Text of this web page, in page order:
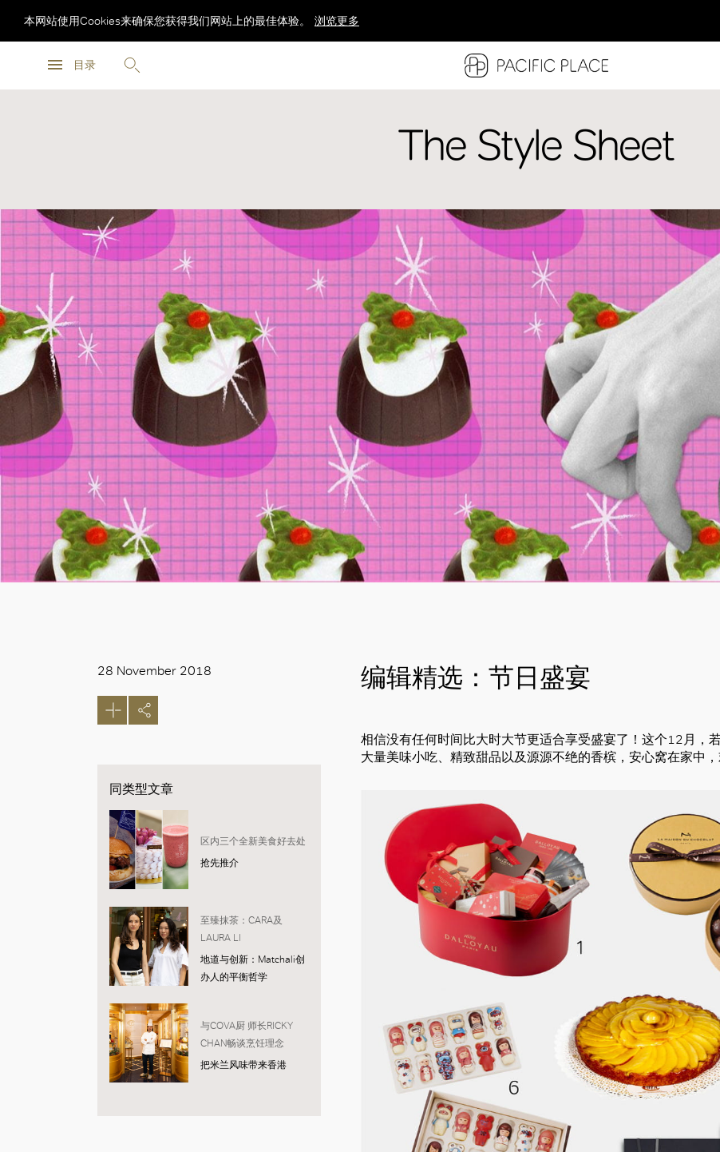
目录
本网站使用Cookies来确保您获得我们网站上的最佳体验。 浏览更多
The Style Sheet
28 November 2018
同类型文章
区内三个全新美食好去处
抢先推介
至臻抹茶：CARA及
LAURA LI
地道与创新：Matchali创
办人的平衡哲学
与COVA厨 师长RICKY
CHAN畅谈烹饪理念
把米兰风味带来香港
编辑精选：节日盛宴
相信没有任何时间比大时大节更适合享受盛宴了！这个12月，
大量美味小吃、精致甜品以及源源不绝的香槟，安心窝在家中，